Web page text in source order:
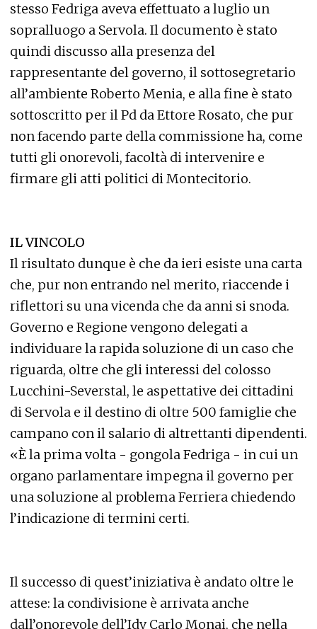
stesso Fedriga aveva effettuato a luglio un
sopralluogo a Servola. Il documento è stato
quindi discusso alla presenza del
rappresentante del governo, il sottosegretario
all’ambiente Roberto Menia, e alla fine è stato
sottoscritto per il Pd da Ettore Rosato, che pur
non facendo parte della commissione ha, come
tutti gli onorevoli, facoltà di intervenire e
firmare gli atti politici di Montecitorio.
IL VINCOLO
Il risultato dunque è che da ieri esiste una carta
che, pur non entrando nel merito, riaccende i
riflettori su una vicenda che da anni si snoda.
Governo e Regione vengono delegati a
individuare la rapida soluzione di un caso che
riguarda, oltre che gli interessi del colosso
Lucchini-Severstal, le aspettative dei cittadini
di Servola e il destino di oltre 500 famiglie che
campano con il salario di altrettanti dipendenti.
«È la prima volta - gongola Fedriga - in cui un
organo parlamentare impegna il governo per
una soluzione al problema Ferriera chiedendo
l’indicazione di termini certi.
Il successo di quest’iniziativa è andato oltre le
attese: la condivisione è arrivata anche
dall’onorevole dell’Idv Carlo Monai, che nella